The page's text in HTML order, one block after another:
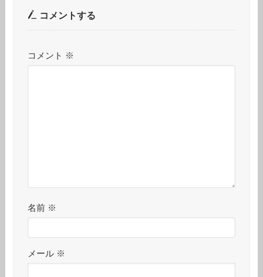
コメントする
コメント ※
名前 ※
メール ※